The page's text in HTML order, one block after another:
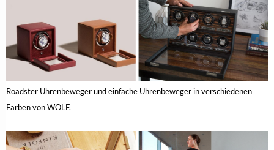
Roadster Uhrenbeweger und einfache Uhrenbeweger in verschiedenen
Farben von WOLF.